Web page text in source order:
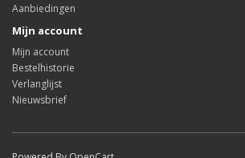
Aanbiedingen
Mijn account
Mijn account
Bestelhistorie
Verlanglijst
Nieuwsbrief